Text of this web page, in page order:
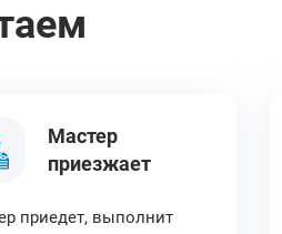
Мастер
приезжает
приедет, выполнит